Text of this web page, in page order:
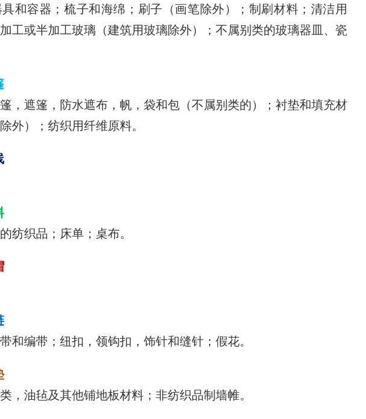
和容器；梳子和海绵；刷子（画笔除外）；制刷材料；清洁用
工或半加工玻璃（建筑用玻璃除外）；不属别类的玻璃器皿、瓷
，遮篷，防水遮布，帆，袋和包（不属别类的）；衬垫和填充材
外）；纺织用纤维原料。
纺织品；床单；桌布。
和编带；纽扣，领钩扣，饰针和缝针；假花。
，油毡及其他铺地板材料；非纺织品制墙帷。